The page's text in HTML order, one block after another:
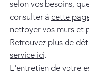
selon vos besoins,
consulter à cette
nettoyer vos murs et
Retrouvez plus de
service ici.
L'entretien de votre